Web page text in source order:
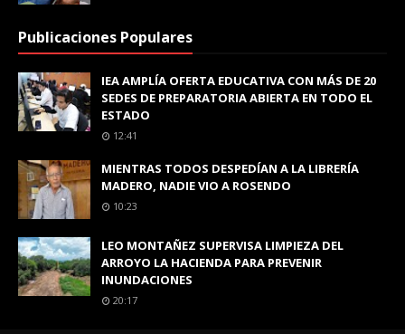
Publicaciones Populares
IEA AMPLÍA OFERTA EDUCATIVA CON MÁS DE 20
SEDES DE PREPARATORIA ABIERTA EN TODO EL
ESTADO
12:41
MIENTRAS TODOS DESPEDÍAN A LA LIBRERÍA
MADERO, NADIE VIO A ROSENDO
10:23
LEO MONTAÑEZ SUPERVISA LIMPIEZA DEL
ARROYO LA HACIENDA PARA PREVENIR
INUNDACIONES
20:17